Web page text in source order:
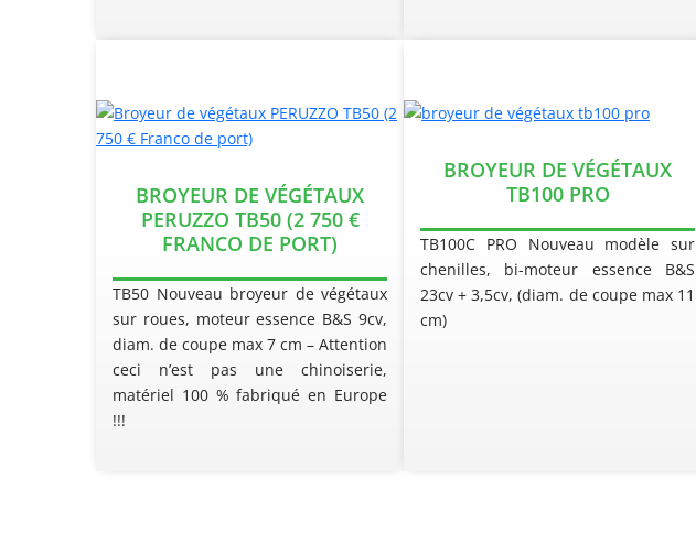
BROYEUR DE VÉGÉTAUX
PERUZZO TB50 (2 750 €
FRANCO DE PORT)
TB50 Nouveau broyeur de végétaux
sur roues, moteur essence B&S 9cv,
diam. de coupe max 7 cm – Attention
ceci n’est pas une chinoiserie,
matériel 100 % fabriqué en Europe
!!!
BROYEUR DE VÉGÉTAUX
TB100 PRO
TB100C PRO Nouveau modèle sur
chenilles, bi-moteur essence B&S
23cv + 3,5cv, (diam. de coupe max 11
cm)